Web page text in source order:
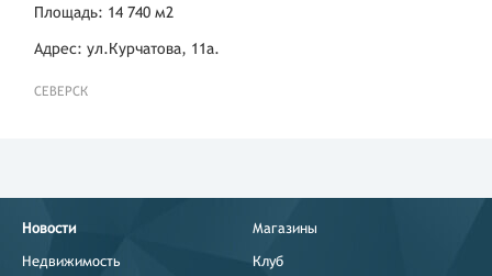
Площадь: 14 740 м2
Адрес: ул.Курчатова, 11а.
СЕВЕРСК
Новости
Недвижимость
Магазины
Клуб